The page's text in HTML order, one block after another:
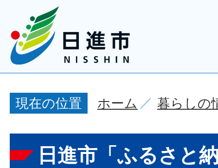
現在の位置 ホーム 暮らしの
日進市「ふるさと